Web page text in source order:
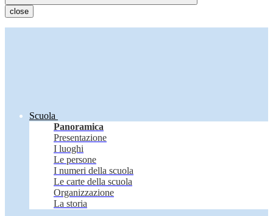
close
Scuola
Panoramica
Presentazione
I luoghi
Le persone
I numeri della scuola
Le carte della scuola
Organizzazione
La storia